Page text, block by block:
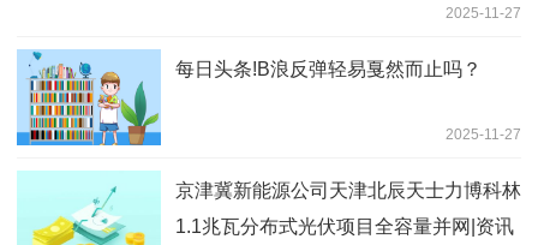
2025-11-27
每日头条!B浪反弹轻易戛然而止吗？
2025-11-27
京津冀新能源公司天津北辰天士力博科林
1.1兆瓦分布式光伏项目全容量并网|资讯